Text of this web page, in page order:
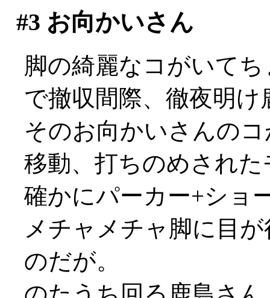
#3 お向かいさん
脚の綺麗なコがいて
で撤収間際、徹夜明
そのお向かいさんの
移動、打ちのめされ
確かにパーカー+ショ
メチャメチャ脚に目
のだが。